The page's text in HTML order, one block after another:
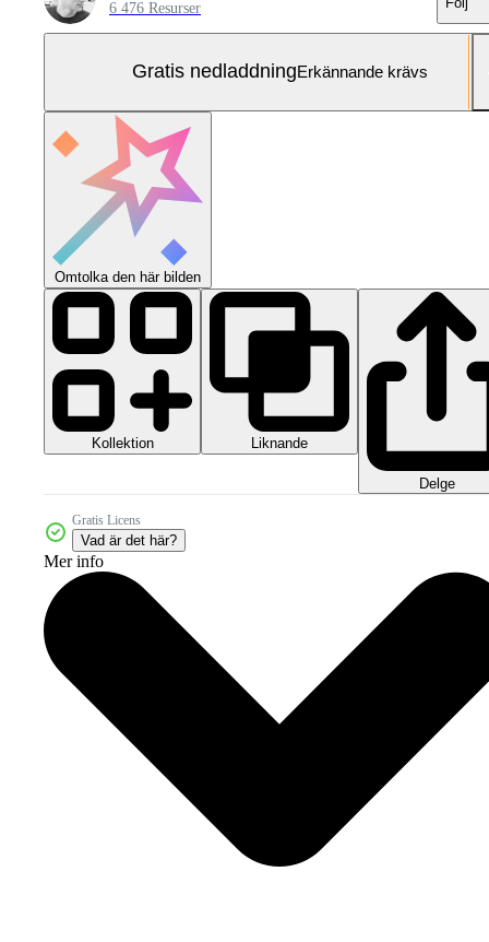
6 476 Resurser
Gratis nedladdningErkännande krävs
Omtolka den här bilden
Kollektion Liknande
Delge
Gratis Licens
Vad är det här?
Mer info